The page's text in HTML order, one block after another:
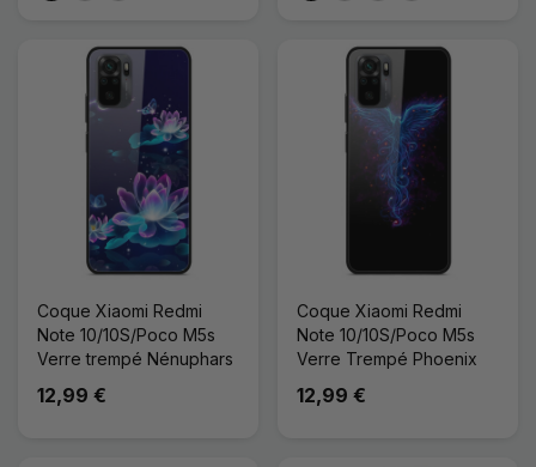
Coque Xiaomi Redmi
Note 10/10S/Poco M5s
Verre trempé Nénuphars
12,99 €
Coque Xiaomi Redmi
Note 10/10S/Poco M5s
Verre Trempé Phoenix
12,99 €